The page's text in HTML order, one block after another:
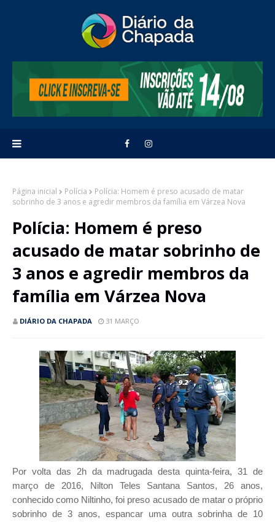
Página inicial Polícia
Polícia: Homem é preso acusado de matar
sobrinho de 3 anos e agredir membros da família em Várzea Nova
Polícia: Homem é preso
acusado de matar sobrinho de
3 anos e agredir membros da
família em Várzea Nova
DIÁRIO DA CHAPADA 31 MARÇO
Por volta das 2h da madrugada desta quinta-feira, 31 de
março de 2016, Nilton Teles Santana Santos, 26 anos,
conhecido como Niltinho, foi preso acusado de matar o próprio
sobrinho de 3 anos, espancar uma outra sobrinha de 10